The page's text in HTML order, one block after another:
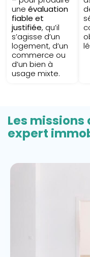
uneévaluation
fiable et
justifiée, qu’il
s’agisse d’un
logement, d’un
commerce ou
d’un bien à
usage mixte.
Les missions
expert